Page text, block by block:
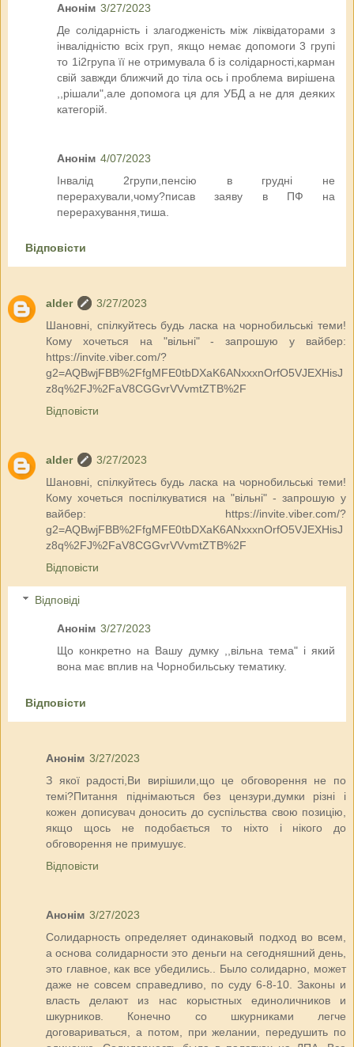
Анонім 3/27/2023
Де солідарність і злагодженість між ліквідаторами з
інвалідністю всіх груп, якщо немає допомоги 3 групі
то 1і2група її не отримувала б із солідарності,карман
свій завжди ближчий до тіла ось і проблема вирішена
,,рішали",але допомога ця для УБД а не для деяких
категорій.
Анонім 4/07/2023
Інвалід 2групи,пенсію в грудні не
перерахували,чому?писав заяву в ПФ на
перерахування,тиша.
Відповісти
alder
3/27/2023
Шановні, спілкуйтесь будь ласка на чорнобильські теми!
Кому хочеться на "вільні" - запрошую у вайбер:
https://invite.viber.com/?
g2=AQBwjFBB%2FfgMFE0tbDXaK6ANxxxnOrfO5VJEXHisJ
z8q%2FJ%2FaV8CGGvrVVvmtZTB%2F
Відповісти
alder
3/27/2023
Шановні, спілкуйтесь будь ласка на чорнобильські теми!
Кому хочеться поспілкуватися на "вільні" - запрошую у
вайбер: https://invite.viber.com/?
g2=AQBwjFBB%2FfgMFE0tbDXaK6ANxxxnOrfO5VJEXHisJ
z8q%2FJ%2FaV8CGGvrVVvmtZTB%2F
Відповісти
Відповіді
Анонім 3/27/2023
Що конкретно на Вашу думку ,,вільна тема" і який
вона має вплив на Чорнобильську тематику.
Відповісти
Анонім 3/27/2023
З якої радості,Ви вирішили,що це обговорення не по
темі?Питання піднімаються без цензури,думки різні і
кожен дописувач доносить до суспільства свою позицію,
якщо щось не подобається то ніхто і нікого до
обговорення не примушує.
Відповісти
Анонім 3/27/2023
Солидарность определяет одинаковый подход во всем,
а основа солидарности это деньги на сегодняшний день,
это главное, как все убедились.. Было солидарно, может
даже не совсем справедливо, по суду 6-8-10. Законы и
власть делают из нас корыстных единоличников и
шкурников. Конечно со шкурниками легче
договариваться, а потом, при желании, передушить по